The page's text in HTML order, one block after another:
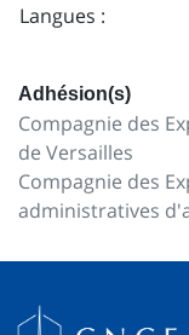
Langues :
Adhésion(s)
Compagnie des
de Versailles
Compagnie des
administratives